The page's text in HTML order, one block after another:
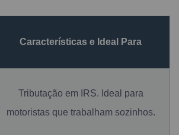
Características e Ideal Para
Tributação em IRS. Ideal para
motoristas que trabalham sozinhos.